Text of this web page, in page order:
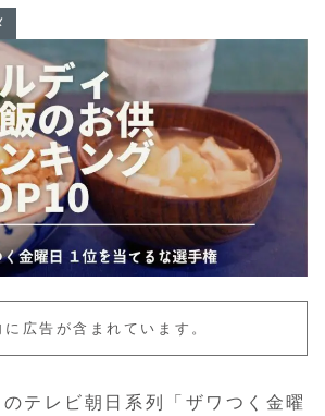
に広告が含まれています。
テレビ朝日系列「ザワつく金曜